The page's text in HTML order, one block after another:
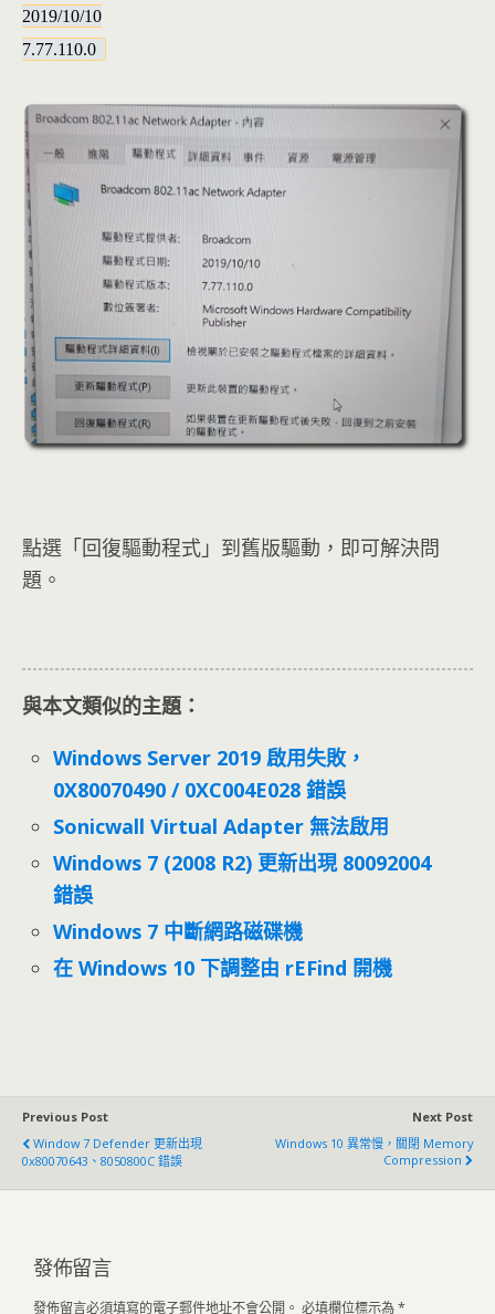
2019/10/10
7.77.110.0
點選「回復驅動程式」到舊版驅動，即可解決問
題。
與本文類似的主題：
Windows Server 2019 啟用失敗，
0X80070490 / 0XC004E028 錯誤
Sonicwall Virtual Adapter 無法啟用
Windows 7 (2008 R2) 更新出現 80092004
錯誤
Windows 7 中斷網路磁碟機
在 Windows 10 下調整由 rEFind 開機
Previous Post
Window 7 Defender 更新出現
0x80070643、8050800C 錯誤
Next Post
Windows 10 異常慢，關閉 Memory
Compression
發佈留言
發佈留言必須填寫的電子郵件地址不會公開。 必填欄位標示為*